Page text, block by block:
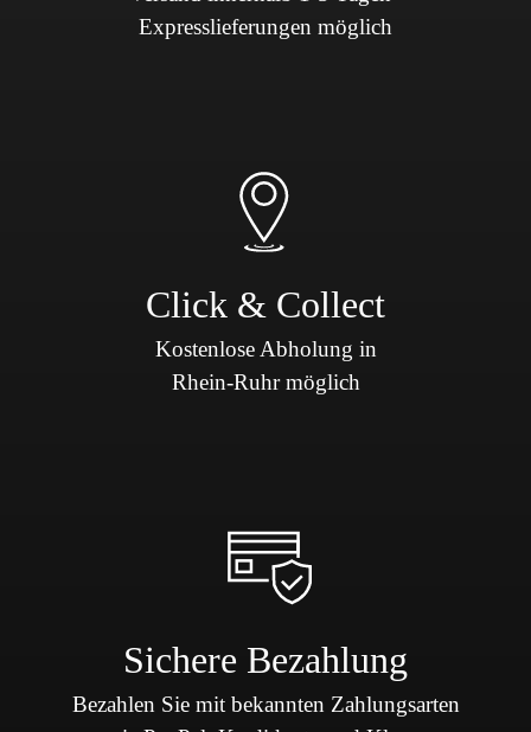
Expresslieferungen möglich
Click & Collect
Kostenlose Abholung in
Rhein-Ruhr möglich
Sichere Bezahlung
Bezahlen Sie mit bekannten Zahlungsarten